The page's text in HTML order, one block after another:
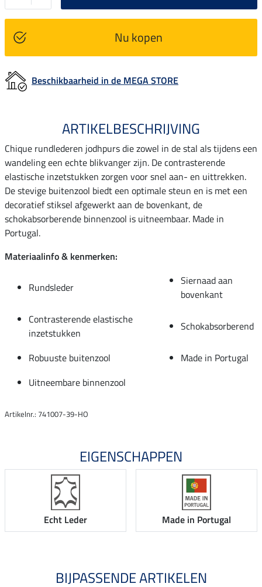
Nu kopen
Beschikbaarheid in de MEGA STORE
ARTIKELBESCHRIJVING
Chique rundlederen jodhpurs die zowel in de stal als tijdens een
wandeling een echte blikvanger zijn. De contrasterende
elastische inzetstukken zorgen voor snel aan- en uittrekken.
De stevige buitenzool biedt een optimale steun en is met een
decoratief stiksel afgewerkt aan de bovenkant, de
schokabsorberende binnenzool is uitneembaar. Made in
Portugal.
Materiaalinfo & kenmerken:
Rundsleder
Siernaad aan
bovenkant
Contrasterende elastische
inzetstukken
Schokabsorberend
Robuuste buitenzool
Made in Portugal
Uitneembare binnenzool
Artikelnr.: 741007-39-HO
EIGENSCHAPPEN
Echt Leder Made in Portugal
BIJPASSENDE ARTIKELEN